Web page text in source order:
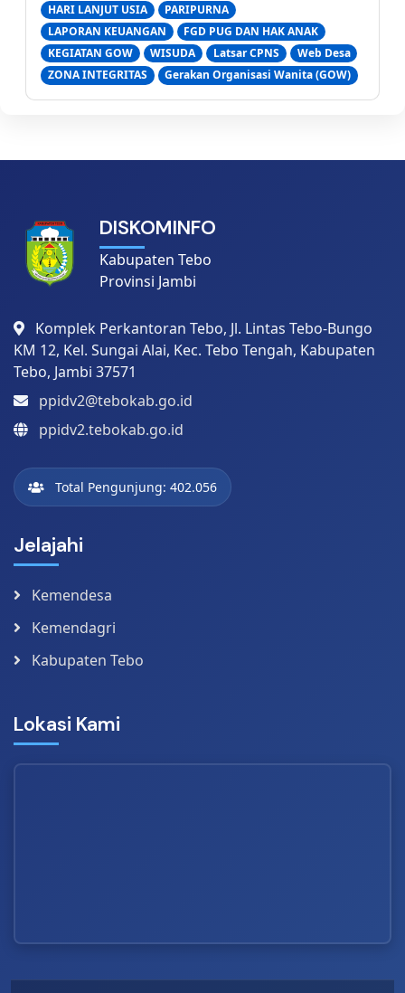
HARI LANJUT USIA
PARIPURNA
LAPORAN KEUANGAN
FGD PUG DAN HAK ANAK
KEGIATAN GOW
WISUDA Latsar CPNS
Web Desa
ZONA INTEGRITAS
Gerakan Organisasi Wanita (GOW)
DISKOMINFO
Kabupaten Tebo
Provinsi Jambi
Komplek Perkantoran Tebo, Jl. Lintas Tebo-Bungo
KM 12, Kel. Sungai Alai, Kec. Tebo Tengah, Kabupaten
Tebo, Jambi 37571
ppidv2@tebokab.go.id
ppidv2.tebokab.go.id
Total Pengunjung: 402.056
Jelajahi
Kemendesa
Kemendagri
Kabupaten Tebo
Lokasi Kami